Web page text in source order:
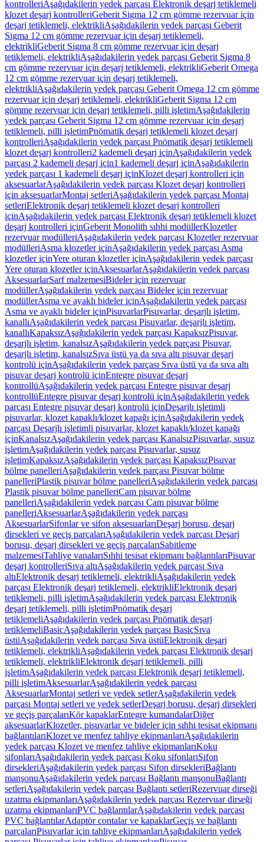
kontrolleriAşağıdakilerin yedek parçası Elektronik deşarj tetiklemeli
klozet deşarj kontrolleriGeberit Sigma 12 cm gömme rezervuar için
deşarj tetiklemeli, elektrikliAşağıdakilerin yedek parçası Geberit
Sigma 12 cm gömme rezervuar için deşarj tetiklemeli,
elektrikliGeberit Sigma 8 cm gömme rezervuar için deşarj
tetiklemeli, elektrikliAşağıdakilerin yedek parçası Geberit Sigma 8
cm gömme rezervuar için deşarj tetiklemeli, elektrikliGeberit Omega
12 cm gömme rezervuar için deşarj tetiklemeli,
elektrikliAşağıdakilerin yedek parçası Geberit Omega 12 cm gömme
rezervuar için deşarj tetiklemeli, elektrikliGeberit Sigma 12 cm
gömme rezervuar için deşarj tetiklemeli, pilli işletimAşağıdakilerin
yedek parçası Geberit Sigma 12 cm gömme rezervuar için deşarj
tetiklemeli, pilli işletimPnömatik deşarj tetiklemeli klozet deşarj
kontrolleriAşağıdakilerin yedek parçası Pnömatik deşarj tetiklemeli
klozet deşarj kontrolleri2 kademeli deşarj içinAşağıdakilerin yedek
parçası 2 kademeli deşarj için1 kademeli deşarj içinAşağıdakilerin
yedek parçası 1 kademeli deşarj içinKlozet deşarj kontrolleri için
aksesuarlarAşağıdakilerin yedek parçası Klozet deşarj kontrolleri
için aksesuarlarMontaj setleriAşağıdakilerin yedek parçası Montaj
setleriElektronik deşarj tetiklemeli klozet deşarj kontrolleri
içinAşağıdakilerin yedek parçası Elektronik deşarj tetiklemeli klozet
deşarj kontrolleri içinGeberit Monolith sıhhi modüllerKlozetler
rezervuar modülleriAşağıdakilerin yedek parçası Klozetler rezervuar
modülleriAsma klozetler içinAşağıdakilerin yedek parçası Asma
klozetler içinYere oturan klozetler içinAşağıdakilerin yedek parçası
Yere oturan klozetler içinAksesuarlarAşağıdakilerin yedek parçası
AksesuarlarSarf malzemesiBideler için rezervuar
modüllerAşağıdakilerin yedek parçası Bideler için rezervuar
modüllerAsma ve ayaklı bideler içinAşağıdakilerin yedek parçası
Asma ve ayaklı bideler içinPisuvarlarPisuvarlar, deşarjlı işletim,
kanallıAşağıdakilerin yedek parçası Pisuvarlar, deşarjlı işletim,
kanallıKapaksızAşağıdakilerin yedek parçası KapaksızPisuvar,
deşarjlı işletim, kanalsızAşağıdakilerin yedek parçası Pisuvar,
deşarjlı işletim, kanalsızSıva üstü ya da sıva altı pisuvar deşarj
kontrolü içinAşağıdakilerin yedek parçası Sıva üstü ya da sıva altı
pisuvar deşarj kontrolü içinEntegre pisuvar deşarj
kontrollüAşağıdakilerin yedek parçası Entegre pisuvar deşarj
kontrollüEntegre pisuvar deşarj kontrolü içinAşağıdakilerin yedek
parçası Entegre pisuvar deşarj kontrolü içinDeşarjlı işletimli
pisuvarlar, klozet kapaklı/klozet kapağı içinAşağıdakilerin yedek
parçası Deşarjlı işletimli pisuvarlar, klozet kapaklı/klozet kapağı
içinKanalsızAşağıdakilerin yedek parçası KanalsızPisuvarlar, susuz
işletimAşağıdakilerin yedek parçası Pisuvarlar, susuz
işletimKapaksızAşağıdakilerin yedek parçası KapaksızPisuvar
bölme panelleriAşağıdakilerin yedek parçası Pisuvar bölme
panelleriPlastik pisuvar bölme panelleriAşağıdakilerin yedek parçası
Plastik pisuvar bölme panelleriCam pisuvar bölme
panelleriAşağıdakilerin yedek parçası Cam pisuvar bölme
panelleriAksesuarlarAşağıdakilerin yedek parçası
AksesuarlarSifonlar ve sifon aksesuarlarıDeşarj borusu, deşarj
dirsekleri ve geçiş parçalarıAşağıdakilerin yedek parçası Deşarj
borusu, deşarj dirsekleri ve geçiş parçalarıSabitleme
malzemesiTahliye vanalarıSıhhi tesisat ekipmanı bağlantılarıPisuvar
deşarj kontrolleriSıva altıAşağıdakilerin yedek parçası Sıva
altıElektronik deşarj tetiklemeli, elektrikliAşağıdakilerin yedek
parçası Elektronik deşarj tetiklemeli, elektrikliElektronik deşarj
tetiklemeli, pilli işletimAşağıdakilerin yedek parçası Elektronik
deşarj tetiklemeli, pilli işletimPnömatik deşarj
tetiklemeliAşağıdakilerin yedek parçası Pnömatik deşarj
tetiklemeliBasicAşağıdakilerin yedek parçası BasicSıva
üstüAşağıdakilerin yedek parçası Sıva üstüElektronik deşarj
tetiklemeli, elektrikliAşağıdakilerin yedek parçası Elektronik deşarj
tetiklemeli, elektrikliElektronik deşarj tetiklemeli, pilli
işletimAşağıdakilerin yedek parçası Elektronik deşarj tetiklemeli,
pilli işletimAksesuarlarAşağıdakilerin yedek parçası
AksesuarlarMontaj setleri ve yedek setlerAşağıdakilerin yedek
parçası Montaj setleri ve yedek setlerDeşarj borusu, deşarj dirsekleri
ve geçiş parçalarıKör kapaklarEntegre kumandalarDiğer
aksesuarlarKlozetler, pisuvarlar ve bideler için sıhhi tesisat ekipmanı
bağlantılarıKlozet ve menfez tahliye ekipmanlarıAşağıdakilerin
yedek parçası Klozet ve menfez tahliye ekipmanlarıKoku
sifonlarıAşağıdakilerin yedek parçası Koku sifonlarıSifon
dirsekleriAşağıdakilerin yedek parçası Sifon dirsekleriBağlantı
manşonuAşağıdakilerin yedek parçası Bağlantı manşonuBağlantı
setleriAşağıdakilerin yedek parçası Bağlantı setleriRezervuar dirseği
uzatma ekipmanlarıAşağıdakilerin yedek parçası Rezervuar dirseği
uzatma ekipmanlarıPVC bağlantılarAşağıdakilerin yedek parçası
PVC bağlantılarAdaptör contalar ve kapaklarGeçiş ve bağlantı
parçalarıPisuvarlar için tahliye ekipmanlarıAşağıdakilerin yedek